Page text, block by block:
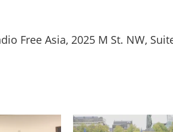
Free Asia, 2025 M St. NW,